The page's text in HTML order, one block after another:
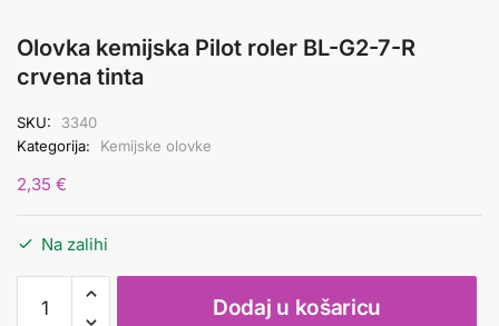
Olovka kemijska Pilot roler BL-G2-7-R
crvena tinta
SKU:
3340
Kategorija:
Kemijske olovke
2,35 €
Na zalihi
kemijska
Dodaj u košaricu